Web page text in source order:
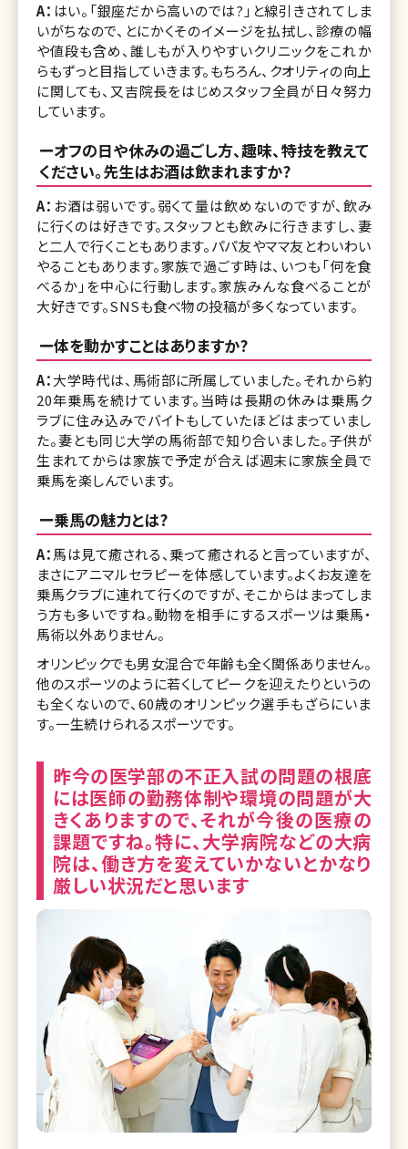
A： はい。「銀座だから高いのでは?」と線引きされてしま
いがちなので、とにかくそのイメージを払拭し、診療の幅
や値段も含め、誰しもが入りやすいクリニックをこれか
らもずっと目指していきます。もちろん、クオリティの向上
に関しても、又吉院長をはじめスタッフ全員が日々努力
しています。
ーオフの日や休みの過ごし方、趣味、特技を教えて
ください。先生はお酒は飲まれますか?
A： お酒は弱いです。弱くて量は飲めないのですが、飲み
に行くのは好きです。スタッフとも飲みに行きますし、妻
と二人で行くこともあります。パパ友やママ友とわいわい
やることもあります。家族で過ごす時は、いつも「何を食
べるか」を中心に行動します。家族みんな食べることが
大好きです。SNSも食べ物の投稿が多くなっています。
ー体を動かすことはありますか?
A：大学時代は、馬術部に所属していました。それから約
20年乗馬を続けています。当時は長期の休みは乗馬ク
ラブに住み込みでバイトもしていたほどはまっていまし
た。妻とも同じ大学の馬術部で知り合いました。子供が
生まれてからは家族で予定が合えば週末に家族全員で
乗馬を楽しんでいます。
ー乗馬の魅力とは?
A：馬は見て癒される、乗って癒されると言っていますが、
まさにアニマルセラピーを体感しています。よくお友達を
乗馬クラブに連れて行くのですが、そこからはまってしま
う方も多いですね。動物を相手にするスポーツは乗馬・
馬術以外ありません。
オリンピックでも男女混合で年齢も全く関係ありません。
他のスポーツのように若くしてピークを迎えたりというの
も全くないので、60歳のオリンピック選手もざらにいま
す。一生続けられるスポーツです。
昨今の医学部の不正入試の問題の根底
には医師の勤務体制や環境の問題が大
きくありますので、それが今後の医療の
課題ですね。特に、大学病院などの大病
院は、働き方を変えていかないとかなり
厳しい状況だと思います